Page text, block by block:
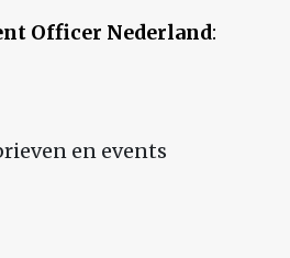
Officer Nederland:
en events